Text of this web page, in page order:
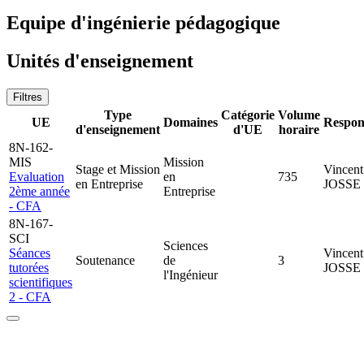
Equipe d'ingénierie pédagogique
Unités d'enseignement
Filtres
UE
Type
d'enseignement
Domaines
Catégorie
d'UE
Volume
horaire
8N-162-
MIS
Evaluation
2ème année
- CFA
Stage et Mission
en Entreprise
Mission
en
Entreprise
735
Vincent
JOSSE
8N-167-
SCI
Séances
tutorées
scientifiques
2 - CFA
Soutenance
Sciences
de
l'Ingénieur
3
Vincent
JOSSE